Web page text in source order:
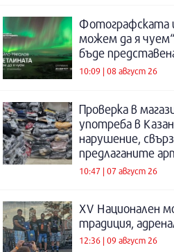
Фотографската
можем да я
бъде
10:09 | 08 август 26
Проверка в
употреба в
нарушение,
предлаганите
10:47 | 07 август 26
XV Национален
традиция,
12:36 | 09 август 26